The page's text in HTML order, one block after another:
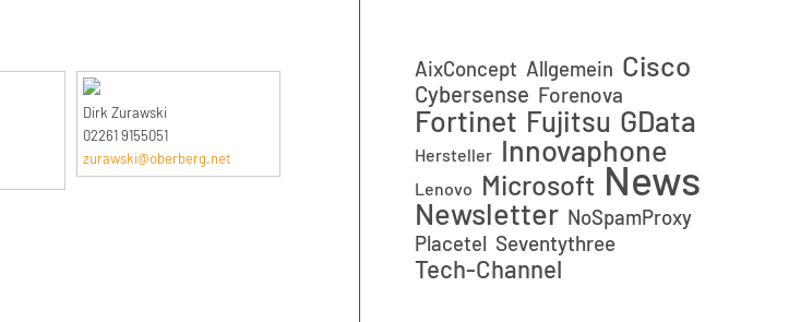
Dirk Zurawski
02261 9155051
zurawski@oberberg.net
AixConcept Allgemein Cisco
Cybersense Forenova
Fortinet Fujitsu GData
Hersteller Innovaphone
Lenovo Microsoft News
Newsletter NoSpamProxy
Placetel Seventythree
Tech-Channel